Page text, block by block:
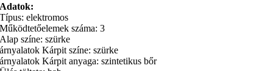
Adatok:
Típus: elektromos
Működtetőelemek száma: 3
Alap színe: szürke
árnyalatok Kárpit színe: szürke
árnyalatok Kárpit anyaga: szintetikus bőr